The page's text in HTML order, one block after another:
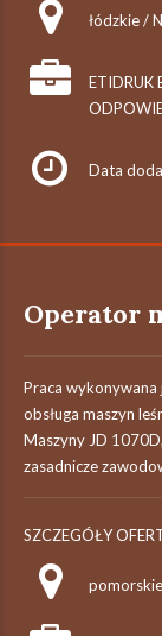
łódzkie /
ETIDRUK
Data
Operator
Praca
obsługa maszyn
Maszyny JD
zasadnicze
SZCZEGÓŁY